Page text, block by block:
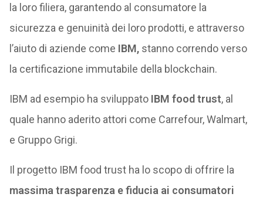
la loro filiera, garantendo al consumatore la
sicurezza e genuinità dei loro prodotti, e attraverso
l’aiuto di aziende come IBM,stanno correndo verso
la certificazione immutabile della blockchain.
IBM ad esempio ha sviluppato IBM food trust, al
quale hanno aderito attori come Carrefour, Walmart,
e Gruppo Grigi.
Il progetto IBM food trust ha lo scopo di offrire la
massima trasparenza e fiducia ai consumatori